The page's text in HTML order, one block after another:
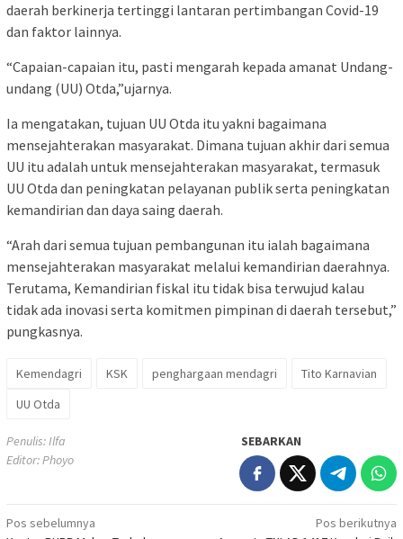
daerah berkinerja tertinggi lantaran pertimbangan Covid-19
dan faktor lainnya.
“Capaian-capaian itu, pasti mengarah kepada amanat Undang-
undang (UU) Otda,”ujarnya.
Ia mengatakan, tujuan UU Otda itu yakni bagaimana
mensejahterakan masyarakat. Dimana tujuan akhir dari semua
UU itu adalah untuk mensejahterakan masyarakat, termasuk
UU Otda dan peningkatan pelayanan publik serta peningkatan
kemandirian dan daya saing daerah.
“Arah dari semua tujuan pembangunan itu ialah bagaimana
mensejahterakan masyarakat melalui kemandirian daerahnya.
Terutama, Kemandirian fiskal itu tidak bisa terwujud kalau
tidak ada inovasi serta komitmen pimpinan di daerah tersebut,”
pungkasnya.
Kemendagri KSK penghargaan mendagri
Tito Karnavian
UU Otda
Penulis: Ilfa
Editor: Phoyo
SEBARKAN
Navigasi
Pos sebelumnya
Pos berikutnya